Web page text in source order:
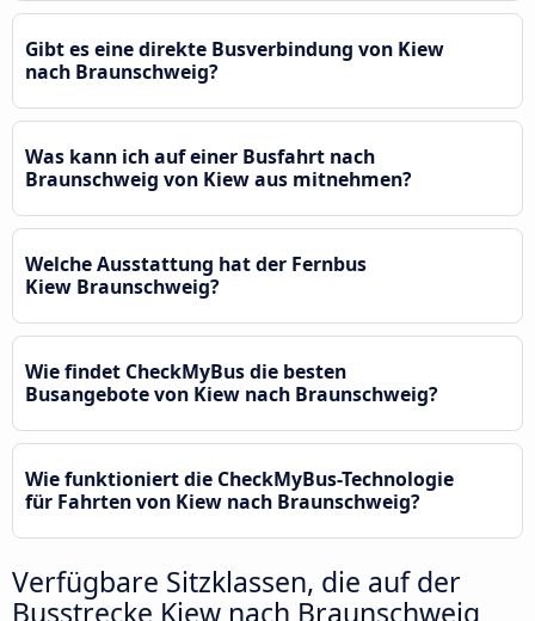
Gibt es eine direkte Busverbindung von Kiew
nach Braunschweig?
Was kann ich auf einer Busfahrt nach
Braunschweig von Kiew aus mitnehmen?
Welche Ausstattung hat der Fernbus
Kiew Braunschweig?
Wie findet CheckMyBus die besten
Busangebote von Kiew nach Braunschweig?
Wie funktioniert die CheckMyBus-Technologie
für Fahrten von Kiew nach Braunschweig?
Verfügbare Sitzklassen, die auf der
Busstrecke Kiew nach Braunschweig